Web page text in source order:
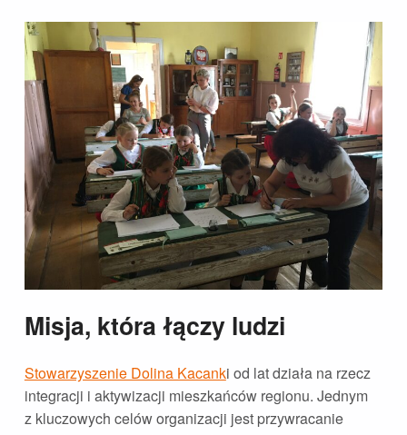
Misja, która łączy ludzi
Stowarzyszenie Dolina Kacanki od lat działa na rzecz
integracji i aktywizacji mieszkańców regionu. Jednym
z kluczowych celów organizacji jest przywracanie